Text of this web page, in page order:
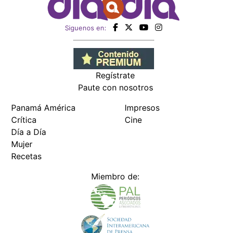
Siguenos en:
Regístrate
Paute con nosotros
Panamá América
Crítica
Día a Día
Mujer
Recetas
Impresos
Cine
Miembro de: